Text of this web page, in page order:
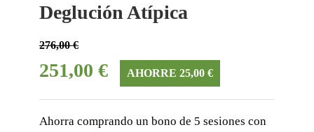
Deglución Atípica
276,00 €
251,00 € AHORRE 25,00 €
Ahorra comprando un bono de 5 sesiones con